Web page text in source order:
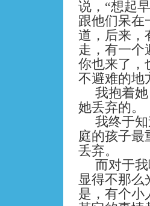
说，“想起
跟他们呆在
道，后来，
走，有一个
你也来了，
不避难的
我抱着
她丢弃的。
我终于
庭的孩子最
丢弃。
而对于
显得不那么
是，有个小